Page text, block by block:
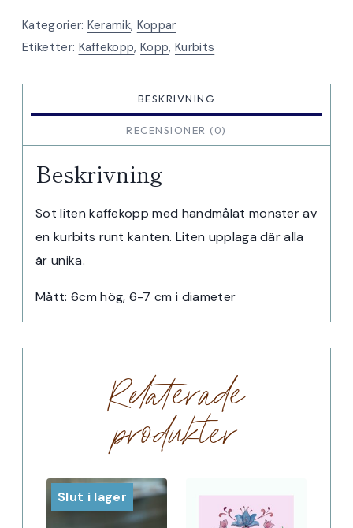
Kategorier: Keramik, Koppar
Etiketter: Kaffekopp,Kopp, Kurbits
BESKRIVNING
RECENSIONER (0)
Beskrivning
Söt liten kaffekopp med handmålat mönster av
en kurbits runt kanten. Liten upplaga där alla
är unika.
Mått: 6cm hög, 6-7 cm i diameter
Relaterade
produkter
Slut i lager